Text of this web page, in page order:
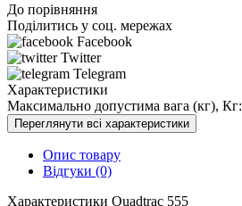
До порівняння
Поділитись у соц. мережах
Facebook
Twitter
Telegram
Характеристики
Максимально допустима вага (кг), Кг:
Переглянути всі характеристики
Опис товару
Відгуки (0)
Характеристики Quadtrac 555